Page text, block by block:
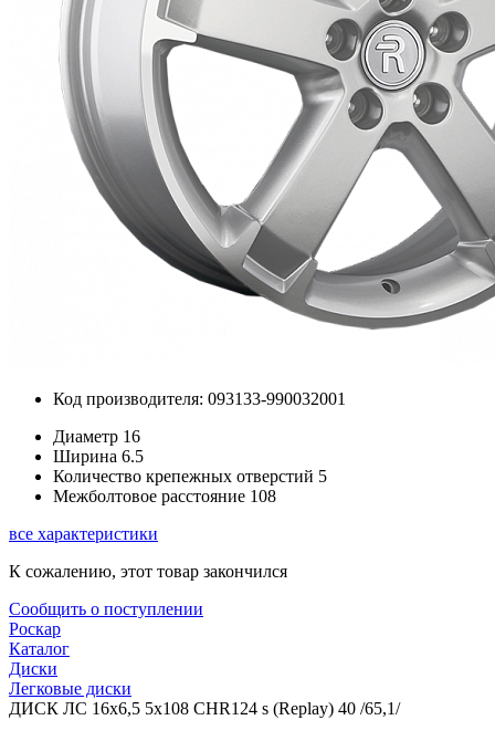
Код производителя: 093133-990032001
Диаметр 16
Ширина 6.5
Количество крепежных отверстий 5
Межболтовое расстояние 108
все характеристики
К сожалению, этот товар закончился
Сообщить о поступлении
Роскар
Каталог
Диски
Легковые диски
ДИСК ЛС 16x6,5 5x108 CHR124 s (Replay) 40 /65,1/